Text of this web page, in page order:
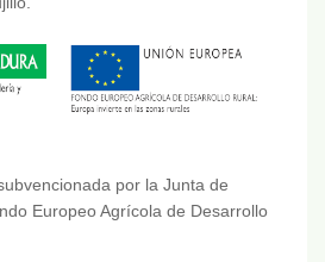
por la Junta de
Europeo Agrícola de Desarrollo